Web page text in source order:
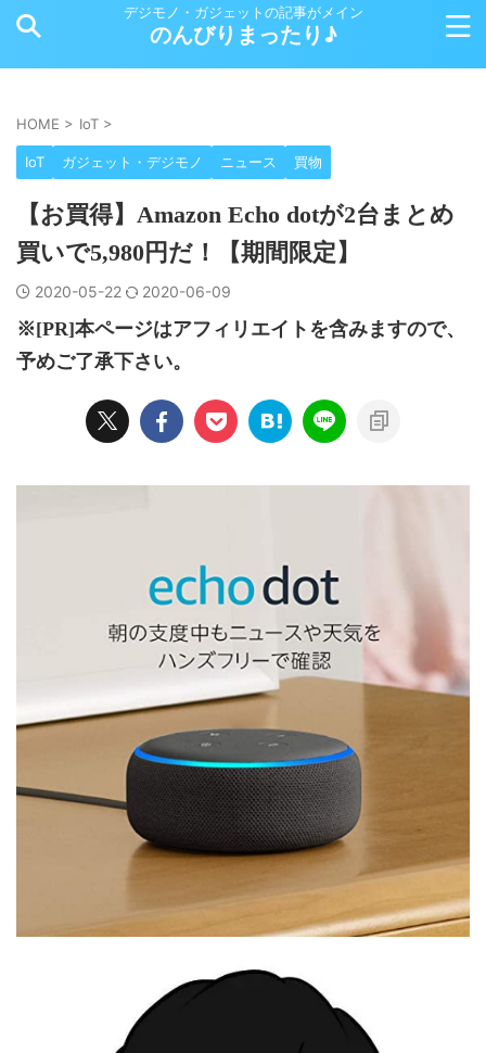
デジモノ・ガジェットの記事がメイン
のんびりまったり♪
HOME > IoT >
IoT ガジェット・デジモノ ニュース 買物
【お買得】Amazon Echo dotが2台まとめ
買いで5,980円だ！【期間限定】
2020-05-22 2020-06-09
※[PR]本ページはアフィリエイトを含みますので、
予めご了承下さい。